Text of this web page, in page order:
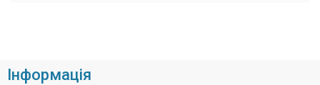
Інформація